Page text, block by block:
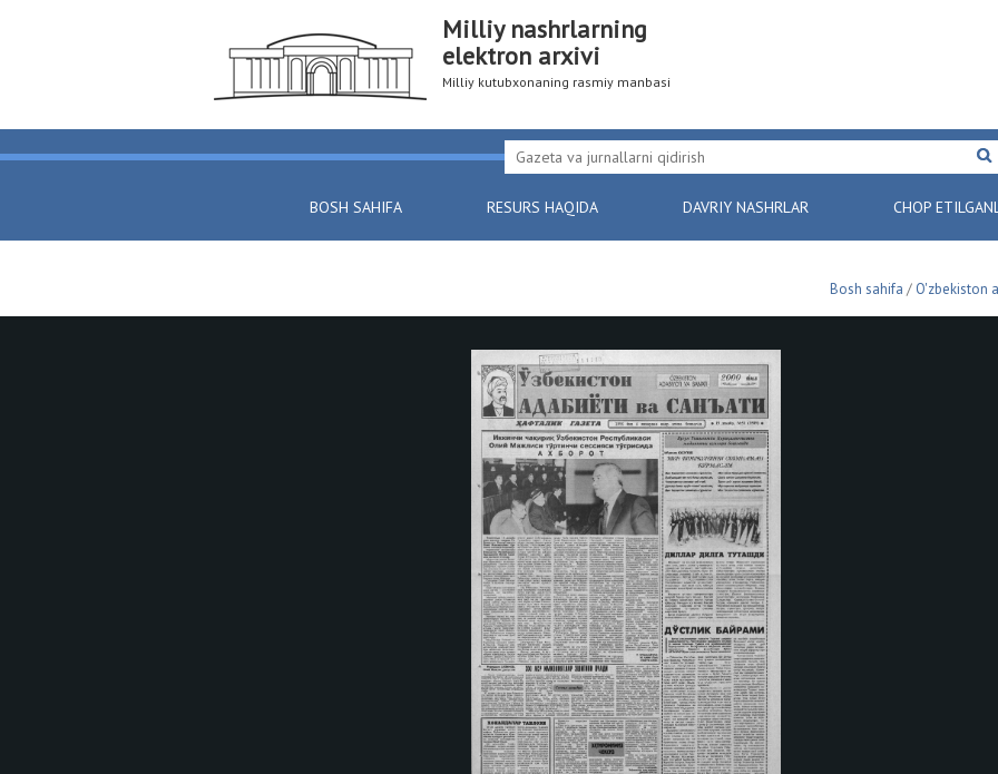
Milliy nashrlarning
elektron arxivi
Milliy kutubxonaning rasmiy manbasi
BOSH SAHIFA RESURS HAQIDA DAVRIY NASHRLAR CHOP
Bosh sahifa / O'zbekiston